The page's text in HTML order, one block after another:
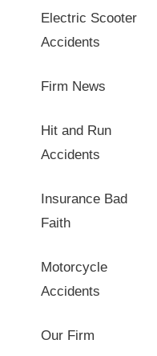
Electric Scooter
Accidents
Firm News
Hit and Run
Accidents
Insurance Bad
Faith
Motorcycle
Accidents
Our Firm